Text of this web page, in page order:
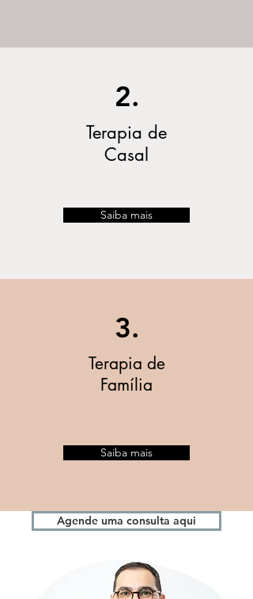
2.
Terapia de
Casal
Saiba mais
3.
Terapia de
Família
Saiba mais
Agende uma consulta aqui